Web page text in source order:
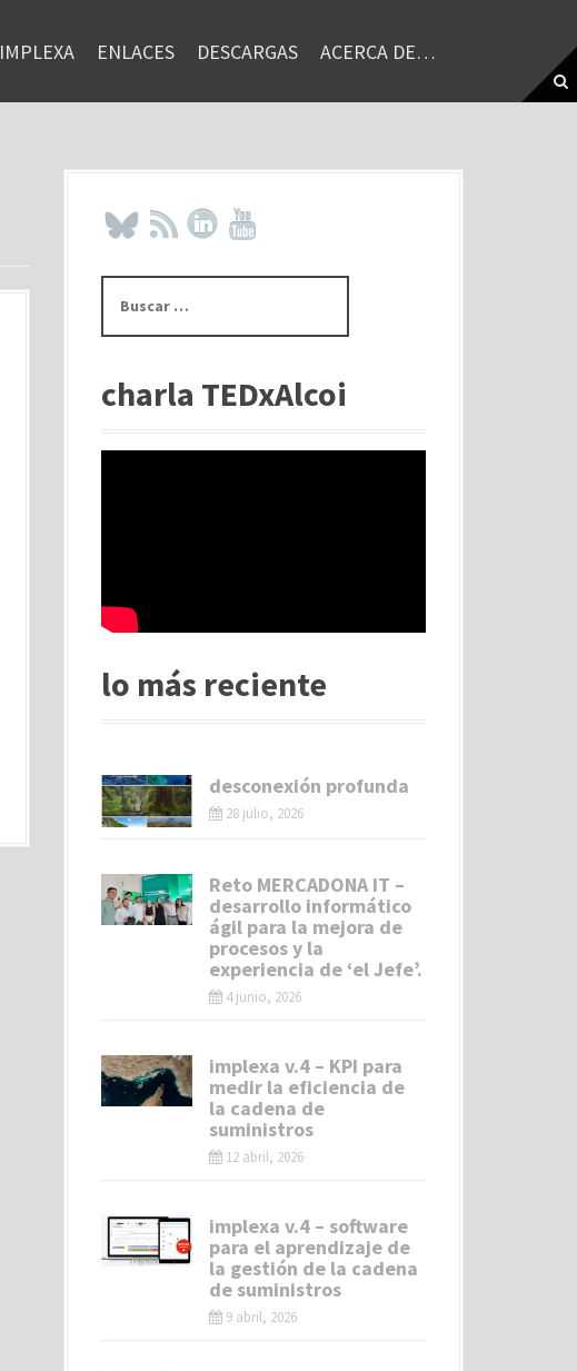
IMPLEXA ENLACES DESCARGAS ACERCA DE…
s
rcharla TEDxAlcoi
lo más reciente
desconexión profunda
28 julio, 2026
Reto MERCADONA IT –
desarrollo informático
ágil para la mejora de
procesos y la
experiencia de ‘el Jefe’.
4 junio, 2026
implexa v.4 – KPI para
medir la eficiencia de
la cadena de
suministros
12 abril, 2026
implexa v.4 – software
para el aprendizaje de
la gestión de la cadena
de suministros
9 abril, 2026